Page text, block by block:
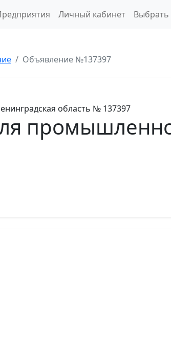
Личный кабинет Выбрать
Объявление №137397
область № 137397